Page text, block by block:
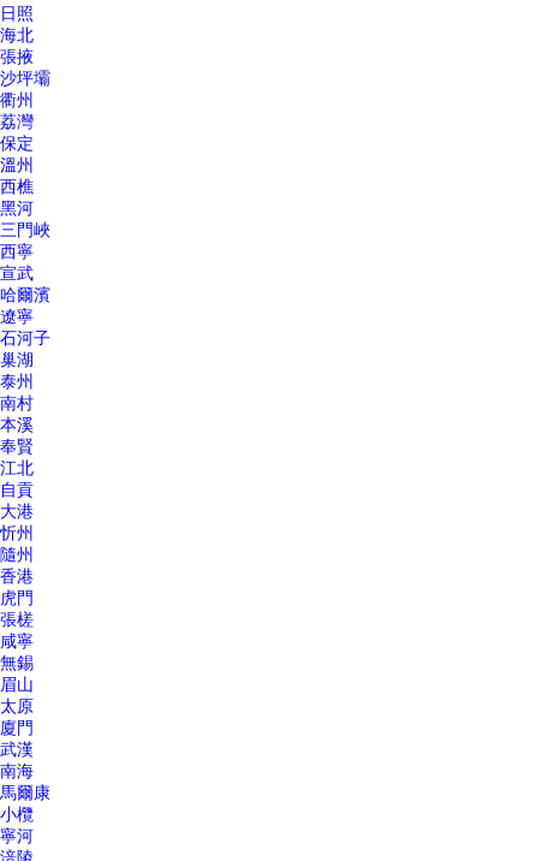
日照
海北
張掖
沙坪壩
衢州
荔灣
保定
溫州
西樵
黑河
三門峽
西寧
宣武
哈爾濱
遼寧
石河子
巢湖
泰州
南村
本溪
奉賢
江北
自貢
大港
忻州
隨州
香港
虎門
張槎
咸寧
無錫
眉山
太原
廈門
武漢
南海
馬爾康
小欖
寧河